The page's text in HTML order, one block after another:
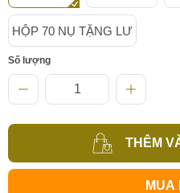
HỘP 70 NỤ TẶNG LƯ
Số lượng
THÊM
MUA